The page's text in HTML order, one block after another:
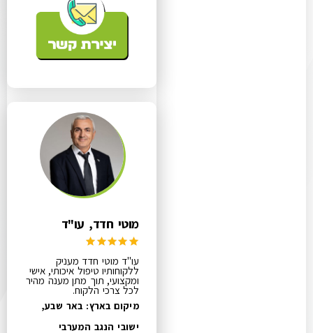
מוטי חדד, עו"ד
עו"ד מוטי חדד מעניק
ללקוחותיו טיפול איכותי, אישי
ומקצועי, תוך מתן מענה מהיר
לכל צרכי הלקוח.
מיקום בארץ: באר שבע,
ישובי הנגב המערבי